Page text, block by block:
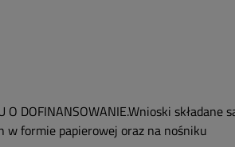
O DOFINANSOWANIE.Wnioski składane
w formie papierowej oraz na nośniku